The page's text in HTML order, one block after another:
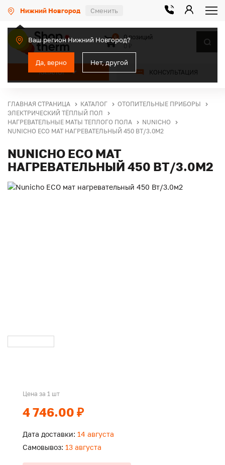
Нижний Новгород Сменить
Ваш регион Нижний Новгород?
Да, верно Нет, другой
КАТАЛОГ КОНСУЛЬТАЦИЯ
0
0 позиций
ГЛАВНАЯ СТРАНИЦА КАТАЛОГ
ОТОПИТЕЛЬНЫЕ ПРИБОРЫ
ЭЛЕКТРИЧЕСКИЙ ТЁПЛЫЙ ПОЛ
НАГРЕВАТЕЛЬНЫЕ МАТЫ ТЕПЛОГО ПОЛА
NUNICHO
NUNICHO ECO МАТ НАГРЕВАТЕЛЬНЫЙ 450 ВТ/3.0М2
NUNICHO ECO МАТ
НАГРЕВАТЕЛЬНЫЙ 450 ВТ/3.0М2
Цена за 1 шт
4 746.00 ₽
Дата доставки: 14 августа
Самовывоз: 13 августа